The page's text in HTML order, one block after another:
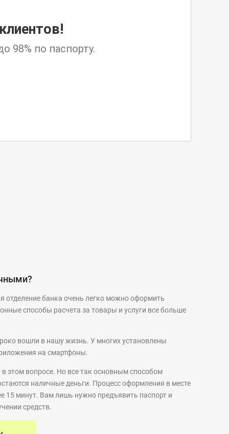
отделение банка очень легко можно оформить
способы расчета за товары и услуги все больше
вошли в нашу жизнь. У многих установлены
на смартфоны.
этом вопросе. Но все так основным способом
наличные деньги. Процесс оформления в месте
15 минут. Вам лишь нужно предъявить паспорт и
средств.